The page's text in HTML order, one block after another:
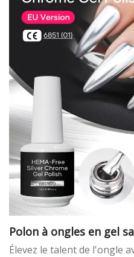
Polon à ongles en gel
té
Élevez le talent de l'ongle